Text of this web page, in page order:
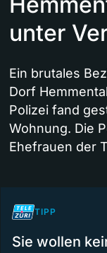
unter
Ein brutales
Dorf
Polizei fand
Wohnung. Die
Ehefrauen der
TIPP
Sie wollen